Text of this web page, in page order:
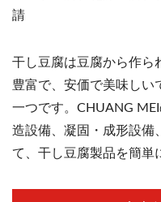
請
干し豆腐は豆腐から作ら
豊富で、安価で美味しい
一つです。CHUANG
造設備、凝固・成形設備
て、干し豆腐製品を簡単